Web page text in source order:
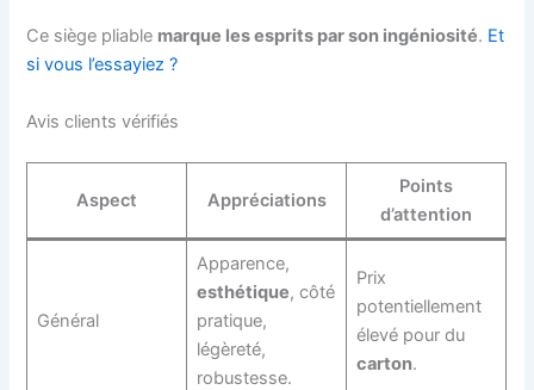
Ce siège pliable marque les esprits par son ingéniosité. Et
si vous l’essayiez ?
Avis clients vérifiés
Aspect Appréciations
Points
d’attention
Général
Apparence,
esthétique, côté
pratique,
légèreté,
robustesse.
Prix
potentiellement
élevé pour du
carton.